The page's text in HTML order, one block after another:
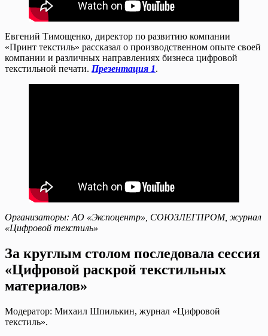
Евгений Тимощенко, директор по развитию компании
«Принт текстиль» рассказал о производственном опыте своей
компании и различных направлениях бизнеса цифровой
текстильной печати. Презентация 1.
Организаторы: АО «Экспоцентр», СОЮЗЛЕГПРОМ, журнал
«Цифровой текстиль»
За круглым столом последовала сессия
«Цифровой раскрой текстильных
материалов»
Модератор: Михаил Шпилькин, журнал «Цифровой
текстиль».